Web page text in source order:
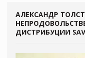
АЛЕКСАНДР
ДИСТРИБУЦИИ